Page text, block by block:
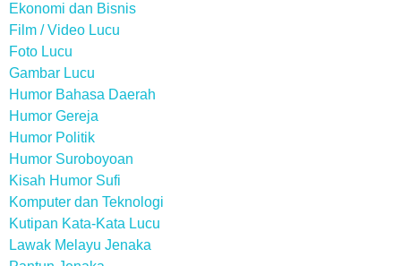
Ekonomi dan Bisnis
Film / Video Lucu
Foto Lucu
Gambar Lucu
Humor Bahasa Daerah
Humor Gereja
Humor Politik
Humor Suroboyoan
Kisah Humor Sufi
Komputer dan Teknologi
Kutipan Kata-Kata Lucu
Lawak Melayu Jenaka